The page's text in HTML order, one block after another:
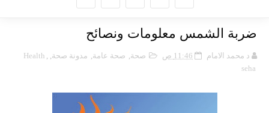
ضربة الشمس معلومات ونصائح
د محمد الامام 11:46 ص صحة, صحة عامة, مدونة صحة,
Health
seha